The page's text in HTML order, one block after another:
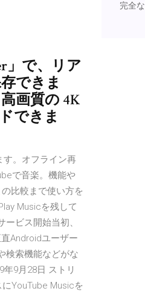
」で、リア
できま
画質の 4K
できま
す。オフライン再
で音楽。機能や
比較まで使い方を
Musicを残して
ビス開始当初、
Androidユーザー
検索機能などがな
9月28日 ストリ
YouTube Musicを
完全